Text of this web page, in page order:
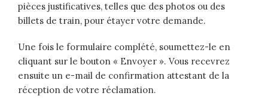
pièces justificatives, telles que des photos ou des
billets de train, pour étayer votre demande.
Une fois le formulaire complété, soumettez-le en
cliquant sur le bouton « Envoyer ». Vous recevrez
ensuite un e-mail de confirmation attestant de la
réception de votre réclamation.